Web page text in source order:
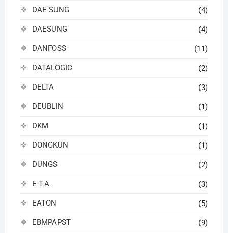
DAE SUNG (4)
DAESUNG (4)
DANFOSS (11)
DATALOGIC (2)
DELTA (3)
DEUBLIN (1)
DKM (1)
DONGKUN (1)
DUNGS (2)
E-T-A (3)
EATON (5)
EBMPAPST (9)